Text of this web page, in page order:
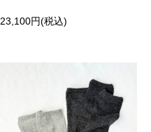
23,100円(税込)